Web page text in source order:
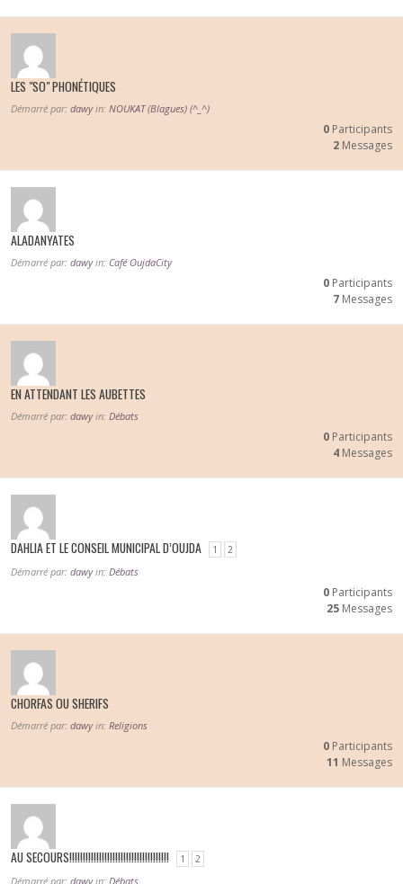
LES "SO" PHONÉTIQUES
Démarré par: dawy in: NOUKAT (Blagues) (^_^)
0 Participants
2 Messages
ALADANYATES
Démarré par: dawy in: Café OujdaCity
0 Participants
7 Messages
EN ATTENDANT LES AUBETTES
Démarré par: dawy in: Débats
0 Participants
4 Messages
DAHLIA ET LE CONSEIL MUNICIPAL D’OUJDA 1 2
Démarré par: dawy in: Débats
0 Participants
25 Messages
CHORFAS OU SHERIFS
Démarré par: dawy in: Religions
0 Participants
11 Messages
AU SECOURS!!!!!!!!!!!!!!!!!!!!!!!!!!!!!!!!!!!!! 1 2
Démarré par: dawy in: Débats